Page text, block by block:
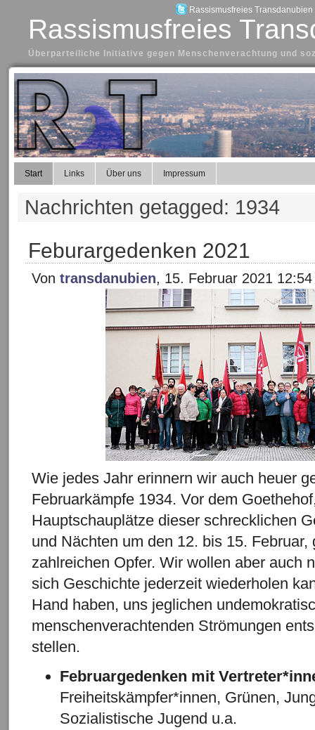
Rassismusfreies Transdanubien
Rassismusfreies
Überparteiliche Initiative gegen Menschenverachtung und
Start Links Über uns Impressum
Nachrichten getagged: 1934
Feburargedenken 2021
Von transdanubien, 15. Februar 2021 12:54
Wie jedes Jahr erinnern wir auch heuer
Februarkämpfe 1934. Vor dem
Hauptschauplätze dieser schrecklichen
und Nächten um den 12. bis 15. Februar,
zahlreichen Opfer. Wir wollen aber auch
sich Geschichte jederzeit wiederholen
Hand haben, uns jeglichen
menschenverachtenden Strömungen
stellen.
Februargedenken mit
Freiheitskämpfer*innen, Grünen,
Sozialistische Jugend u.a.